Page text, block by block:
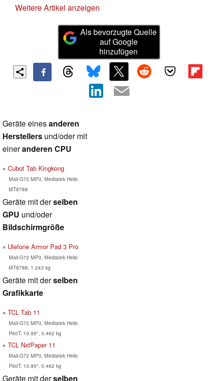
Weitere Artikel anzeigen
Als bevorzugte Quelle
auf Google
hinzufügen
Geräte einesanderen
Herstellers und/oder mit
eineranderen CPU
Cubot Tab Kingkong
Mali-G72 MP3, Mediatek Helio
MT8788
Geräte mit derselben
GPU und/oder
Bildschirmgröße
Ulefone Armor Pad 3 Pro
Mali-G72 MP3, Mediatek Helio
MT8788, 1.243 kg
Geräte mit derselben
Grafikkarte
TCL Tab 11
Mali-G72 MP3, Mediatek Helio
P60T, 10.95", 0.462 kg
TCL NxtPaper 11
Mali-G72 MP3, Mediatek Helio
P60T, 10.95", 0.462 kg
Geräte mit derselben